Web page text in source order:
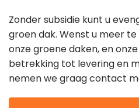
Zonder subsidie kunt u
groen dak. Wenst u meer
onze groene daken, en
betrekking tot levering en
nemen we graag contact